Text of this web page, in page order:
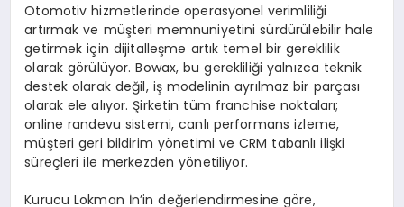
Otomotiv hizmetlerinde operasyonel verimliliği
artırmak ve müşteri memnuniyetini sürdürülebilir hale
getirmek için dijitalleşme artık temel bir gereklilik
olarak görülüyor. Bowax, bu gerekliliği yalnızca teknik
destek olarak değil, iş modelinin ayrılmaz bir parçası
olarak ele alıyor. Şirketin tüm franchise noktaları;
online randevu sistemi, canlı performans izleme,
müşteri geri bildirim yönetimi ve CRM tabanlı ilişki
süreçleri ile merkezden yönetiliyor.
Kurucu Lokman İn’in değerlendirmesine göre,